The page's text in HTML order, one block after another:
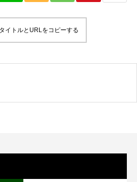
イトルとURLをコピーする